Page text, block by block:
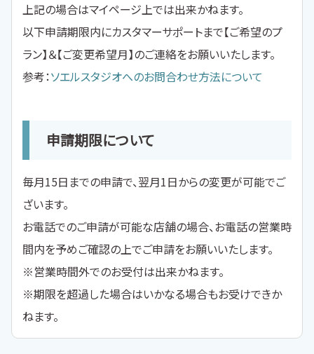
上記の場合はマイページ上では出来かねます。
以下申請期限内にカスタマーサポートまで【ご希望のプ
ラン】＆【ご変更希望月】のご連絡をお願いいたします。
参考：ソエルスタジオへのお問合わせ方法について
申請期限について
毎月15日までの申請で、翌月1日からの変更が可能でご
ざいます。
お電話でのご申請が可能な店舗の場合、お電話の営業時
間内を予めご確認の上でご申請をお願いいたします。
※営業時間外でのお受付は出来かねます。
※期限を超過した場合はいかなる場合もお受けできか
ねます。